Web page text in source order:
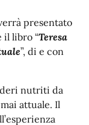
presentato
il libro “Teresa
”, di e con
nutriti da
attuale. Il